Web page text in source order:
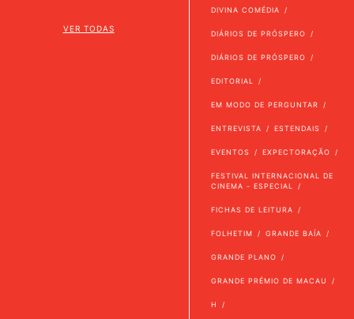
VER TODAS
DIVINA COMÉDIA
DIÁRIOS DE PRÓSPERO
DIÁRIOS DE PRÓSPERO
EDITORIAL
EM MODO DE PERGUNTAR
ENTREVISTA ESTENDAIS
EVENTOS EXPECTORAÇÃO
FESTIVAL INTERNACIONAL DE
CINEMA - ESPECIAL
FICHAS DE LEITURA
FOLHETIM GRANDE BAÍA
GRANDE PLANO
GRANDE PRÉMIO DE MACAU
H